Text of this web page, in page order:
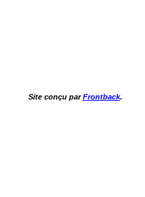
Site conçu parFrontback.